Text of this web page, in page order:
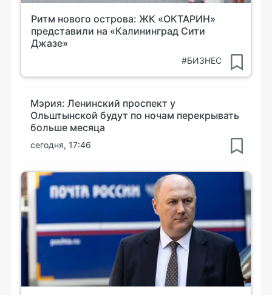
Ритм нового острова: ЖК «ОКТАРИН»
представили на «Калининград Сити
Джазе»
#БИЗНЕС
Мэрия: Ленинский проспект у
Ольштынской будут по ночам перекрывать
больше месяца
сегодня, 17:46